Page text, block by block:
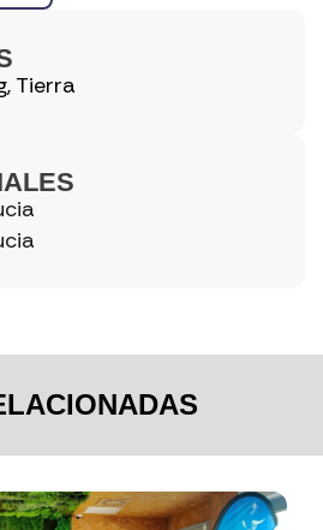
, Tierra